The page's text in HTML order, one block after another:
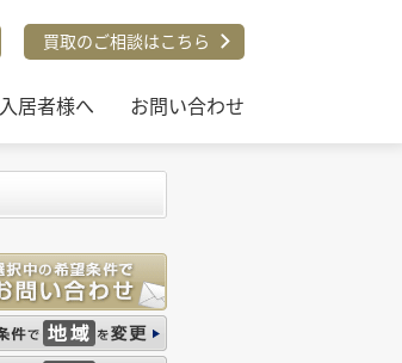
買取のご相談はこちら
入居者様へ お問い合わせ